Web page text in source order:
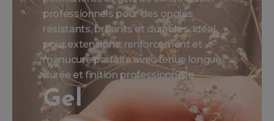
professionnels pour des ongles
résistants, brillants et durables. Idéal
pour extensions, renforcement et
manucure parfaite avec tenue longue
durée et finition professionnelle.
Gel